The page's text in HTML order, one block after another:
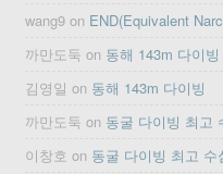
wang9 on END(Equivalent
까만도둑 on 동해 143m 다이빙
김영일 on 동해 143m 다이빙
까만도둑 on 동굴 다이빙 최고
이창호 on 동굴 다이빙 최고 수